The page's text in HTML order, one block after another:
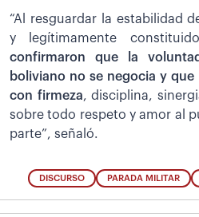
“Al resguardar la estabilidad
y legítimamente
confirmaron que la
boliviano no se negocia y
con firmeza, disciplina,
sobre todo respeto y amor al
parte”, señaló.
DISCURSO PARADA MILITAR